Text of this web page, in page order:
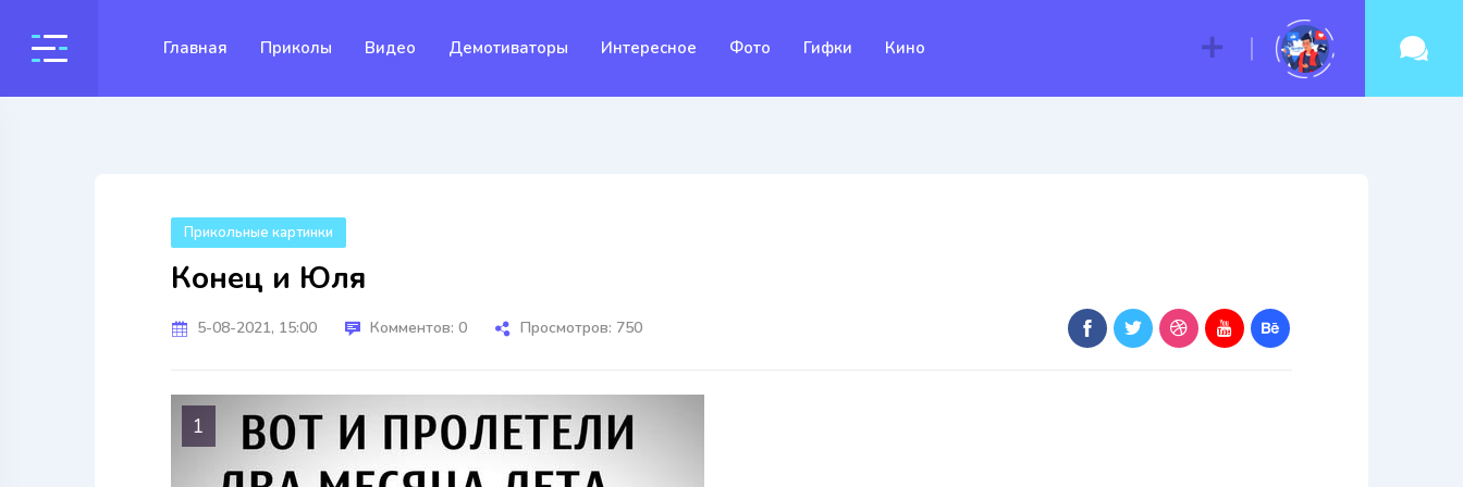
Главная Приколы Видео Демотиваторы Интересное Фото Гифки Кино
Прикольные картинки
Конец и Юля
5-08-2021, 15:00 Комментов: 0 Просмотров: 750
1